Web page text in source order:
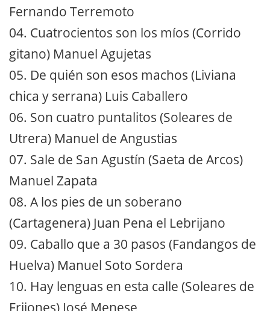
Fernando Terremoto
04. Cuatrocientos son los míos (Corrido
gitano) Manuel Agujetas
05. De quién son esos machos (Liviana
chica y serrana) Luis Caballero
06. Son cuatro puntalitos (Soleares de
Utrera) Manuel de Angustias
07. Sale de San Agustín (Saeta de Arcos)
Manuel Zapata
08. A los pies de un soberano
(Cartagenera) Juan Pena el Lebrijano
09. Caballo que a 30 pasos (Fandangos de
Huelva) Manuel Soto Sordera
10. Hay lenguas en esta calle (Soleares de
Frijones) José Menese